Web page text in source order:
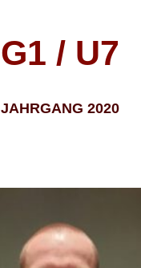
G1 / U7
JAHRGANG 2020